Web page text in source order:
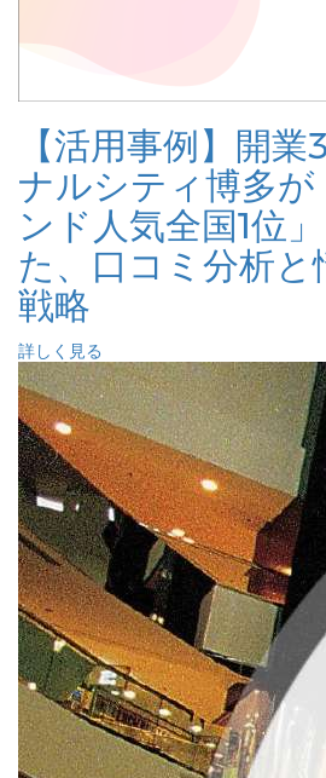
【活用事例】開
ナルシティ博多が
ンド人気全国1位
た、口コミ分析と
戦略
詳しく見る